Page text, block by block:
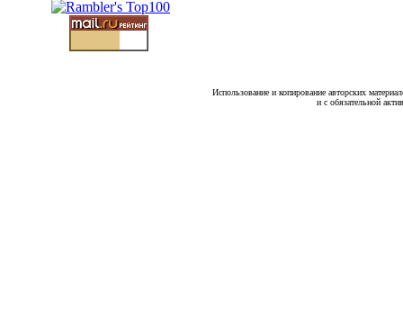
Использование и копирование авторских
и с обязательной